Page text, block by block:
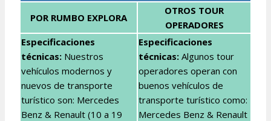
POR RUMBO EXPLORA
OTROS TOUR
OPERADORES
Especificaciones
técnicas: Nuestros
vehículos modernos y
nuevos de transporte
turístico son: Mercedes
Benz & Renault (10 a 19
Especificaciones
técnicas: Algunos tour
operadores operan con
buenos vehículos de
transporte turístico como:
Mercedes Benz & Renault